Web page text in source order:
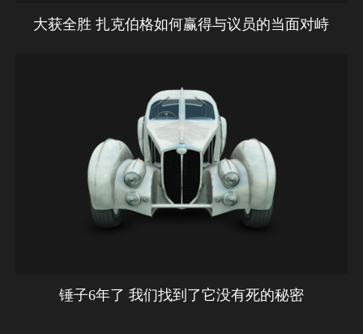
大获全胜 扎克伯格如何赢得与议员的当面对峙
锤子6年了 我们找到了它没有死的秘密